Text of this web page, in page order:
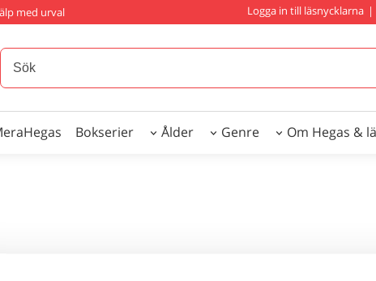
med urval Logga in till läsnycklarna |
Bokserier Ålder Genre Om Hegas &